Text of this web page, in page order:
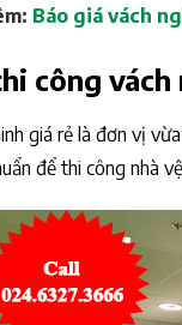
Báo giá vách
công vách
giá rẻ là đơn vị
để thi công nhà